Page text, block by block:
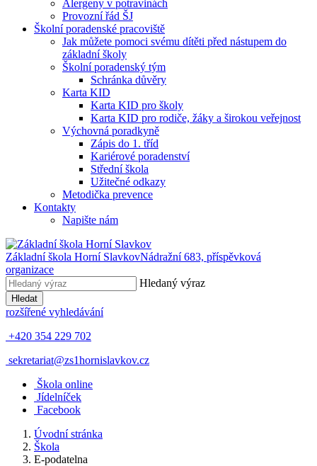
Alergeny v potravinách
Provozní řád ŠJ
Školní poradenské pracoviště
Jak můžete pomoci svému dítěti před nástupem do
základní školy
Školní poradenský tým
Schránka důvěry
Karta KID
Karta KID pro školy
Karta KID pro rodiče, žáky a širokou veřejnost
Výchovná poradkyně
Zápis do 1. tříd
Kariérové poradenství
Střední škola
Užitečné odkazy
Metodička prevence
Kontakty
Napište nám
Základní škola Horní SlavkovNádražní 683, příspěvková
organizace
Hledaný výraz
Hledat
rozšířené vyhledávání
+420 354 229 702
sekretariat@zs1hornislavkov.cz
Škola online
Jídelníček
Facebook
Úvodní stránka
Škola
E-podatelna